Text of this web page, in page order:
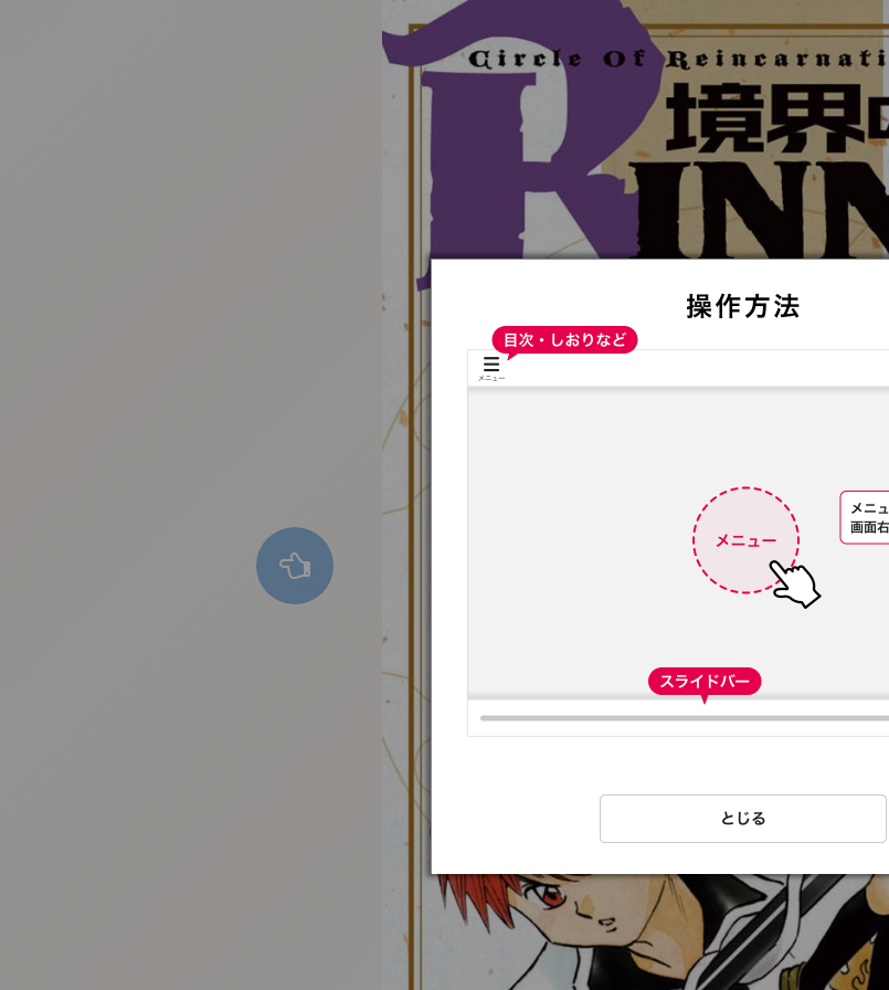
:692.15.692.975:t-vnqp.lunrzsdszk.vn.oi
:692.15.692.975:t-vnqp.lunrzsdszk.vn.oi